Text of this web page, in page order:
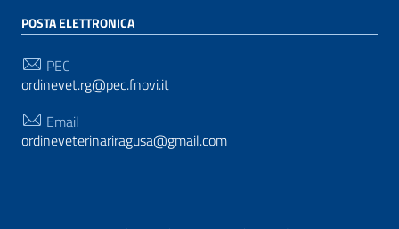
POSTA ELETTRONICA
PEC
ordinevet.rg@pec.fnovi.it
Email
ordineveterinariragusa@gmail.com